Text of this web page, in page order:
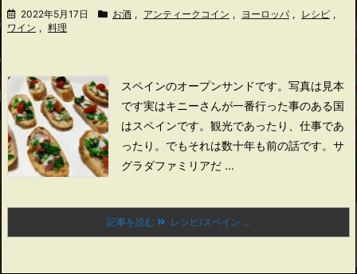
2022年5月17日 お酒 , アンティークコイン , ヨーロッパ , レシピ ,
ワイン , 料理
スペインのオープンサンドです。 写真は見本
です実はキニーさんが一番行った事のある国
はスペインです。 観光であったり、仕事であ
ったり。 でもそれは数十年も前の話です。 サ
グラダファミリアだ ...
記事を読む レシピ/スペイン ...